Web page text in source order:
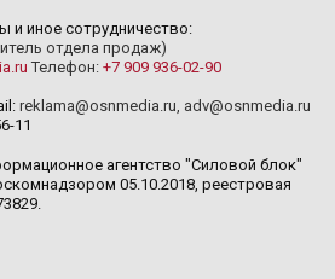
и иное сотрудничество:
отдела продаж)
Телефон: +7 909 936-02-90
reklama@osnmedia.ru, adv@osnmedia.ru
11
агентство "Силовой блок"
05.10.2018, реестровая